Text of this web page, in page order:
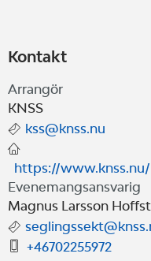
Kontakt
Arrangör
KNSS
kss@knss.nu
https://
Evenemangsansvarig
Magnus Larsson
+46702255972